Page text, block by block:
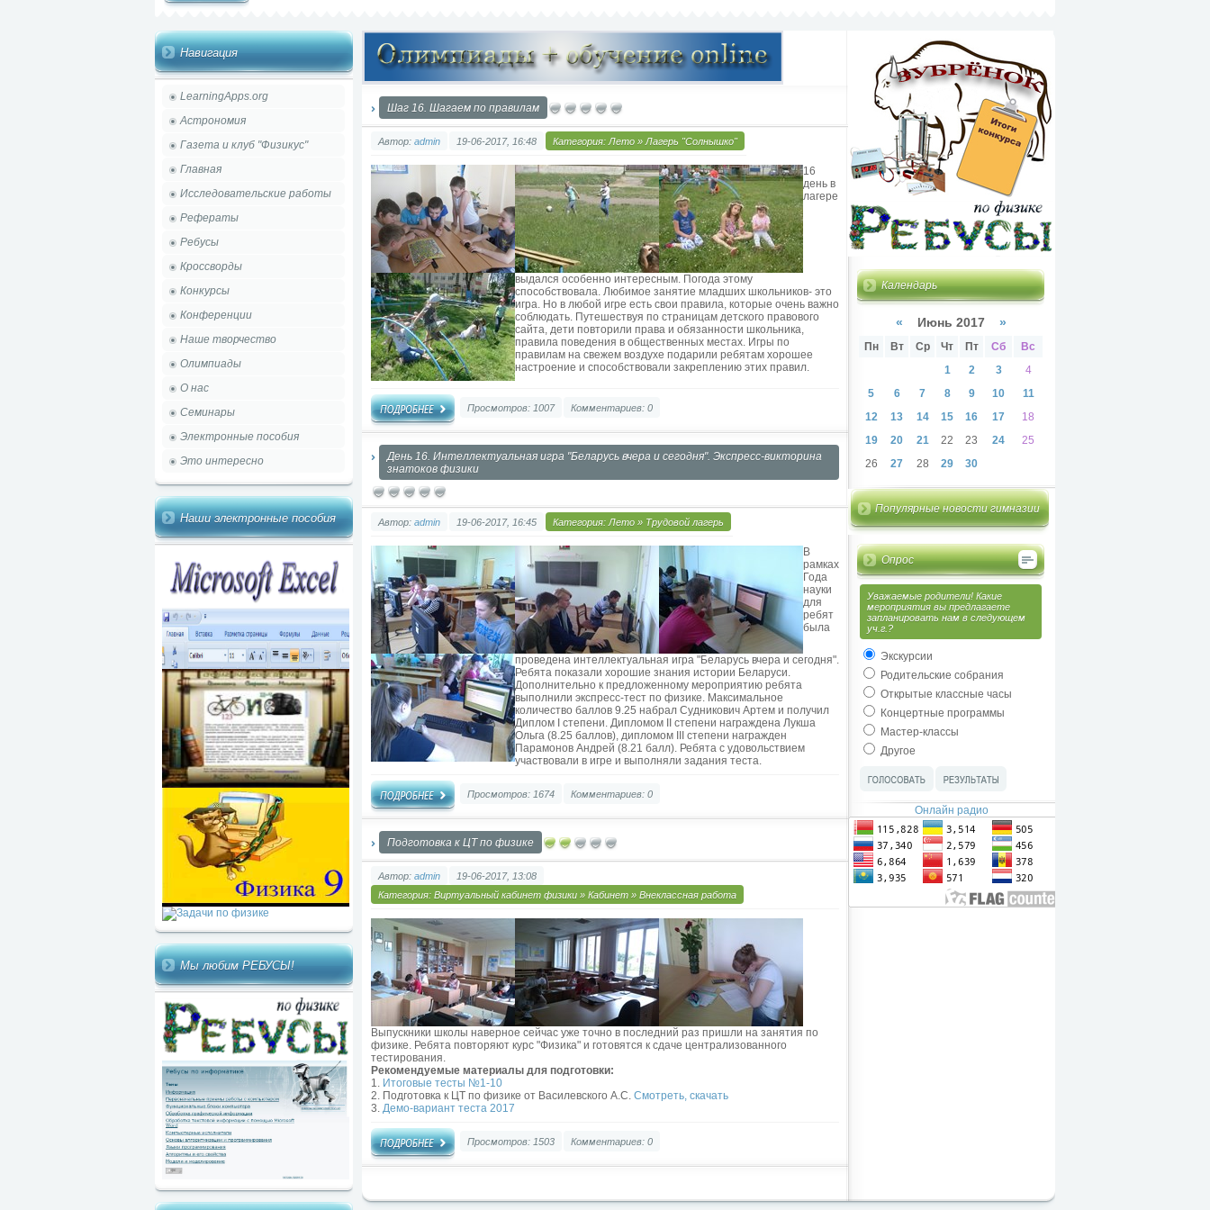
Навигация
LearningApps.org
Астрономия
Газета и клуб "Физикус"
Главная
Исследовательские работы
Рефераты
Ребусы
Кроссворды
Конкурсы
Конференции
Наше творчество
Олимпиады
О нас
Семинары
Электронные пособия
Это интересно
Наши электронные пособия
Мы любим РЕБУСЫ!
Шаг 16. Шагаем по правилам
Автор: admin 19-06-2017, 16:48 Категория: Лето » Лагерь "Солнышко"
16
день в
лагере
выдался особенно интересным. Погода этому
способствовала. Любимое занятие младших школьников- это
игра. Но в любой игре есть свои правила, которые очень важно
соблюдать. Путешествуя по страницам детского правового
сайта, дети повторили права и обязанности школьника,
правила поведения в общественных местах. Игры по
правилам на свежем воздухе подарили ребятам хорошее
настроение и способствовали закреплению этих правил.
Просмотров: 1007 Комментариев: 0
День 16. Интеллектуальная игра "Беларусь вчера и сегодня". Экспресс-викторина
знатоков физики
Автор: admin 19-06-2017, 16:45 Категория: Лето » Трудовой лагерь
В
рамках
Года
науки
для
ребят
была
проведена интеллектуальная игра "Беларусь вчера и сегодня".
Ребята показали хорошие знания истории Беларуси.
Дополнительно к предложенному мероприятию ребята
выполнили экспресс-тест по физике. Максимальное
количество баллов 9.25 набрал Судникович Артем и получил
Диплом I степени. Дипломом II степени награждена Лукша
Ольга (8.25 баллов), дипломом III степени награжден
Парамонов Андрей (8.21 балл). Ребята с удовольствием
участвовали в игре и выполняли задания теста.
Просмотров: 1674 Комментариев: 0
Подготовка к ЦТ по физике
Автор: admin
19-06-2017, 13:08
Категория: Виртуальный кабинет физики » Кабинет » Внеклассная работа
Выпускники школы наверное сейчас уже точно в последний раз пришли на занятия по
физике. Ребята повторяют курс "Физика" и готовятся к сдаче централизованного
тестирования.
Рекомендуемые материалы для подготовки:
1. Итоговые тесты №1-10
2. Подготовка к ЦТ по физике от Василевского А.С. Смотреть, скачать
3. Демо-вариант теста 2017
Просмотров: 1503 Комментариев: 0
Календарь
« Июнь 2017 »
Пн Вт Ср Чт Пт Сб
Вс
1
2 3
4
5
6 7 8 9 10
11
12
13 14 15 16 17
18
19
20 21 22 23 24
25
26
27 28 29 30
Популярные новости гимназии
Опрос
Уважаемые родители! Какие
мероприятия вы предлагаете
запланировать нам в следующем
уч.г.?
Экскурсии
Родительские собрания
Открытые классные часы
Концертные программы
Мастер-классы
Другое
Онлайн радио